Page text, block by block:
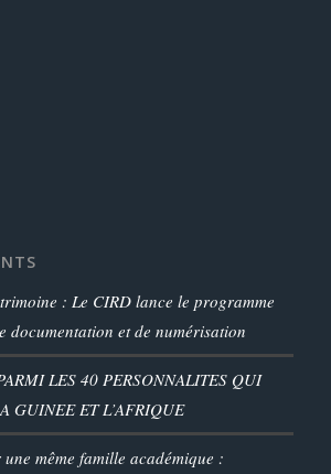
: Le CIRD lance le programme
documentation et de numérisation
LES 40 PERSONNALITES QUI
GUINEE ET L’AFRIQUE
même famille académique :